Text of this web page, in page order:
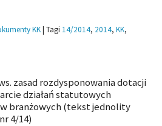
KK| Tagi 14/2014, 2014, KK,
zasad rozdysponowania dotacji
działań statutowych
branżowych (tekst jednolity
4/14)